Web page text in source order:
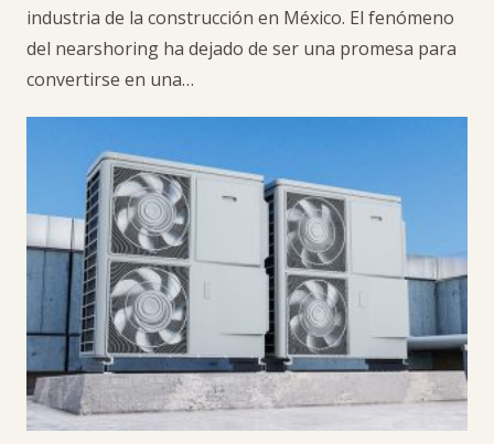
industria de la construcción en México. El fenómeno
del nearshoring ha dejado de ser una promesa para
convertirse en una…